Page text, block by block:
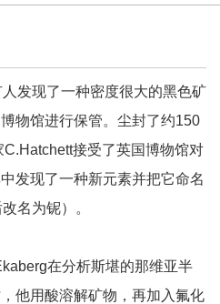
发现了一种密度很大的黑色矿
物馆进行保管。尘封了约150
接受了英国博物馆对
发现了一种新元素并把它命名
名为铌）。
在分析斯堪的那维亚半
他用酸溶解矿物，再加入氟化